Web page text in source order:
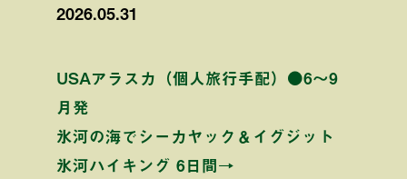
2026.05.31
USAアラスカ（個人旅行手配）●6〜9
月発
氷河の海でシーカヤック＆イグジット
氷河ハイキング 6日間→